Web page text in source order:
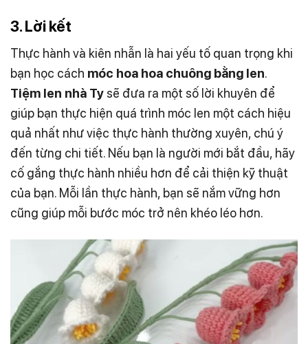
3. Lời kết
Thực hành và kiên nhẫn là hai yếu tố quan trọng khi
bạn học cách móc hoa hoa chuông bằng len.
Tiệm len nhà Tysẽ đưa ra một số lời khuyên để
giúp bạn thực hiện quá trình móc len một cách hiệu
quả nhất như việc thực hành thường xuyên, chú ý
đến từng chi tiết. Nếu bạn là người mới bắt đầu, hãy
cố gắng thực hành nhiều hơn để cải thiện kỹ thuật
của bạn. Mỗi lần thực hành, bạn sẽ nắm vững hơn
cũng giúp mỗi bước móc trở nên khéo léo hơn.